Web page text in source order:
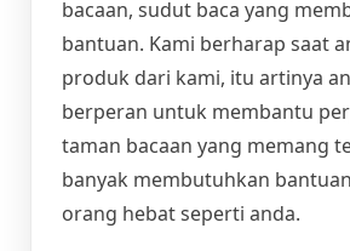
bacaan, sudut baca yang
bantuan. Kami berharap saat
produk dari kami, itu artinya
berperan untuk membantu
taman bacaan yang memang
banyak membutuhkan
orang hebat seperti anda.